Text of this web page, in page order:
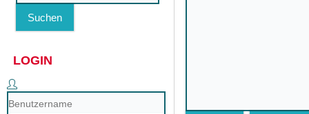
Suchen
LOGIN